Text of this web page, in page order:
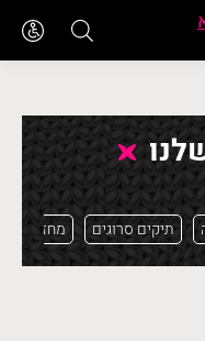
תיקים סרוגים מחזיקי עין